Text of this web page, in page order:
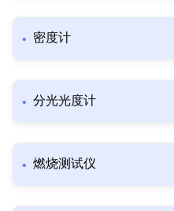
密度计
分光光度计
燃烧测试仪